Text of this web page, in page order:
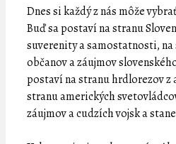
Dnes si každý z nás môže
Buď sa postaví na stranu
suverenity a samostatnosti,
občanov a záujmov
postaví na stranu hrdlorezov z
stranu amerických
záujmov a cudzích vojsk a